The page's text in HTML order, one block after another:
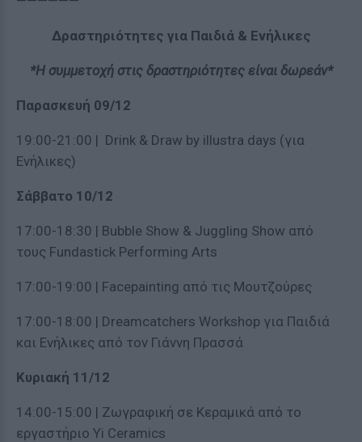
Δραστηριότητες για Παιδιά & Ενήλικες
*Η συμμετοχή στις δραστηριότητες είναι δωρεάν*
Παρασκευή 09/12
19:00-21:00 | Drink & Draw by illustra days (για
Ενήλικες)
Σάββατο 10/12
17:00-18:30 | Bubble Show & Juggling Show από
τους Fundastick Performing Arts
17:00-19:00 | Facepainting από τις Μουτζούρες
17:00-18:00 | Dreamcatchers Workshop για Παιδιά
και Ενήλικες από τον Γιάννη Πρασσά
Κυριακή 11/12
14:00-15:00 | Zωγραφική σε Κεραμικά από το
εργαστήριο Yi Ceramics